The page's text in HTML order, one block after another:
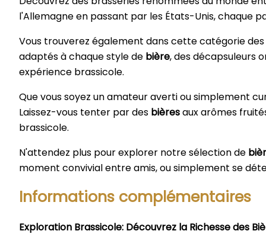
simplement pour vous détendre
après une longue journée. Son
profil unique et ses arômes
exotiques la distinguent des autres
bières artisanales, en faisant un
choix incontournable pour cet été.
touche de Corse à vos moments
l'Allemagne en passant par les États-Unis, chaque
Vous trouverez également dans cette catégorie
adaptés à chaque style de bière, des décapsuleurs
expérience brassicole.
Que vous soyez un amateur averti ou simplement
Laissez-vous tenter par des bièresaux arômes
brassicole.
N'attendez plus pour explorer notre sélection de
moment convivial entre amis, ou simplement se
Informations complémentaires
Exploration Brassicole: Découvrez la Richesse des